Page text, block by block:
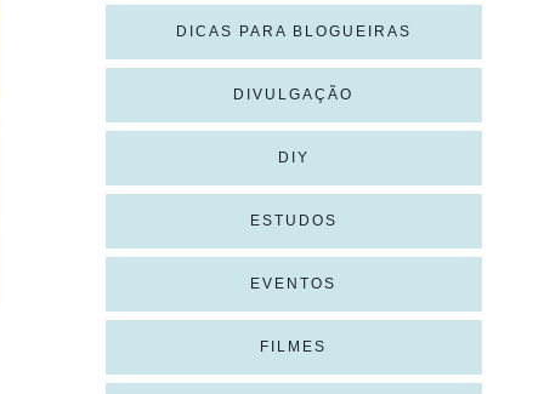
DICAS PARA BLOGUEIRAS
DIVULGAÇÃO
DIY
ESTUDOS
EVENTOS
FILMES